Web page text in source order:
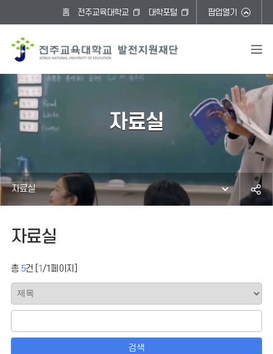
홈 전주교육대학교 대학포털 팝업열기
자료실
자료실
자료실
총 5건 [ 1/1 페이지]
검색